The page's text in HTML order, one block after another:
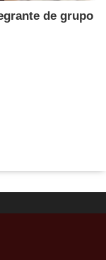
de grupo